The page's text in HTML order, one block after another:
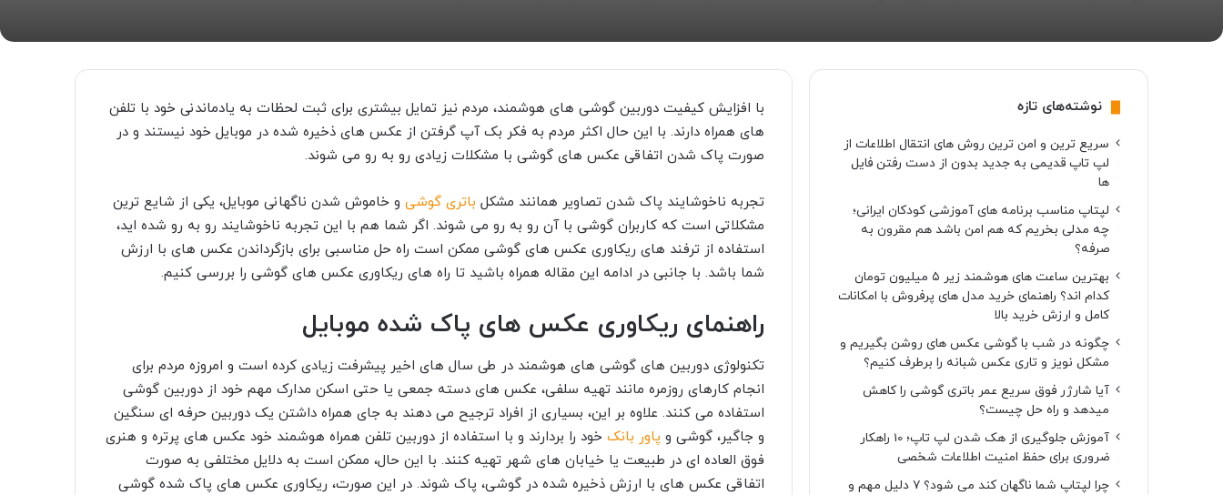
با افزایش کیفیت دوربین گوشی های هوشمند، مردم نیز تمایل بیشتری برای ثبت لحظات به یادماندنی خود با تلفن
های همراه دارند. با این حال اکثر مردم به فکر بک آپ گرفتن از عکس های ذخیره شده در موبایل خود نیستند و در
صورت پاک شدن اتفاقی عکس های گوشی با مشکلات زیادی رو به رو می شوند.
تجربه ناخوشایند پاک شدن تصاویر همانند مشکل باتری گوشی و خاموش شدن ناگهانی موبایل، یکی از شایع ترین
مشکلاتی است که کاربران گوشی با آن رو به رو می شوند. اگر شما هم با این تجربه ناخوشایند رو به رو شده اید،
استفاده از ترفند های ریکاوری عکس های گوشی ممکن است راه حل مناسبی برای بازگرداندن عکس های با ارزش
شما باشد. با جانبی در ادامه این مقاله همراه باشید تا راه های ریکاوری عکس های گوشی را بررسی کنیم.
راهنمای ریکاوری عکس های پاک شده موبایل
تکنولوژی دوربین های گوشی های هوشمند در طی سال های اخیر پیشرفت زیادی کرده است و امروزه مردم برای
انجام کارهای روزمره مانند تهیه سلفی، عکس های دسته جمعی یا حتی اسکن مدارک مهم خود از دوربین گوشی
استفاده می کنند. علاوه بر این، بسیاری از افراد ترجیح می دهند به جای همراه داشتن یک دوربین حرفه ای سنگین
و جاگیر، گوشی و پاور بانک خود را بردارند و با استفاده از دوربین تلفن همراه هوشمند خود عکس های پرتره و هنری
فوق العاده ای در طبیعت یا خیابان های شهر تهیه کنند. با این حال، ممکن است به دلایل مختلفی به صورت
اتفاقی عکس های با ارزش ذخیره شده در گوشی، پاک شوند. در این صورت، ریکاوری عکس های پاک شده گوشی
نوشته‌های تازه
سریع ترین و امن ترین روش های انتقال اطلاعات از
لپ تاپ قدیمی به جدید بدون از دست رفتن فایل
ها
لپتاپ مناسب برنامه های آموزشی کودکان ایرانی؛
چه مدلی بخریم که هم امن باشد هم مقرون به
صرفه؟
بهترین ساعت های هوشمند زیر ۵ میلیون تومان
کدام اند؟ راهنمای خرید مدل های پرفروش با امکانات
کامل و ارزش خرید بالا
چگونه در شب با گوشی عکس های روشن بگیریم و
مشکل نویز و تاری عکس شبانه را برطرف کنیم؟
آیا شارژر فوق سریع عمر باتری گوشی را کاهش
میدهد و راه حل چیست؟
آموزش جلوگیری از هک شدن لپ تاپ؛ 10 راهکار
ضروری برای حفظ امنیت اطلاعات شخصی
چرا لپتاپ شما ناگهان کند می شود؟ ۷ دلیل مهم و